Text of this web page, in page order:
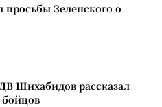
Зеленского о
Шихабидов рассказал